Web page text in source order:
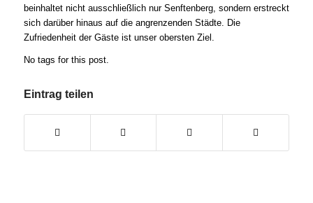
beinhaltet nicht ausschließlich nur Senftenberg, sondern erstreckt
sich darüber hinaus auf die angrenzenden Städte. Die
Zufriedenheit der Gäste ist unser obersten Ziel.
No tags for this post.
Eintrag teilen